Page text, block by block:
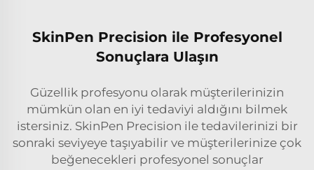
SkinPen Precision ile Profesyonel
Sonuçlara Ulaşın
Güzellik profesyonu olarak müşterilerinizin
mümkün olan en iyi tedaviyi aldığını bilmek
istersiniz. SkinPen Precision ile tedavilerinizi bir
sonraki seviyeye taşıyabilir ve müşterilerinize çok
beğenecekleri profesyonel sonuçlar